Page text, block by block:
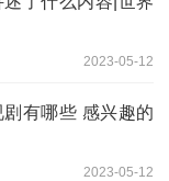
2023-05-12
有哪些 感兴趣的
2023-05-12